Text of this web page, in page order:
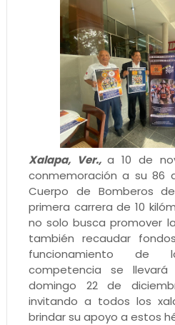
Xalapa, Ver.,a 10 de
conmemoración a su 86
Cuerpo de Bomberos
primera carrera de 10
no solo busca promover
también recaudar
funcionamiento de
competencia se
domingo 22 de
invitando a todos los
brindar su apoyo a estos